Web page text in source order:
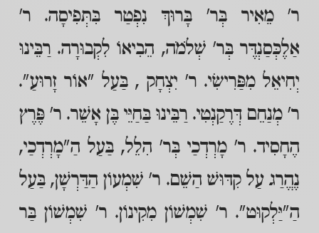
ר' מֵאִיר בְּר' בָּרוּךְ נִפְטַר בִּתְּפִיסָה. ר'
אַלֶכְּסַנְדֶּר בְּר' שְׁלֹמֹה, הֵבִיאוֹ לִקְבוּרָה. רַבֵּינוּ
יְחִיאֵל מִפַּרִישִׂי. ר' יִצְחָק , בַּעַל "אוֹר זָרוּעַ".
ר' מְנַחֵם דְּרֶקַנְטִי. רַבֵּינוּ בַּחַיֵּי בֶּן אָשֵׁר. ר' פֶּרֶץ
הֶחָסִיד. ר' מָרְדְכַי בְּר' הִלֵל, בַּעַל הַ"מָרְדְכַי,
נֶהֱרַג עַל קִדּוּשׁ הַשֵׁם. ר' שִׁמְעוֹן הַדַּרְשָׁן, בַּעַל
הַ"יַּלְקוּט". ר' שִׁמְשׁוֹן מִקִינוֹן. ר' שִׁמְשׁוֹן בַּר